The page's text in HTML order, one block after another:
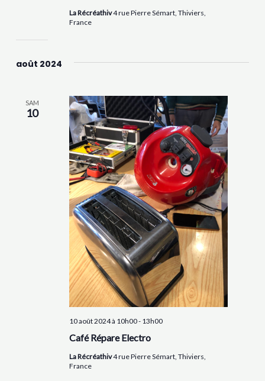
La Récréathiv4 rue Pierre Sémart, Thiviers,
France
août 2024
SAM
10
Café Répare Electro
10 août 2024 à 10h00- 13h00
La Récréathiv4 rue Pierre Sémart, Thiviers,
France